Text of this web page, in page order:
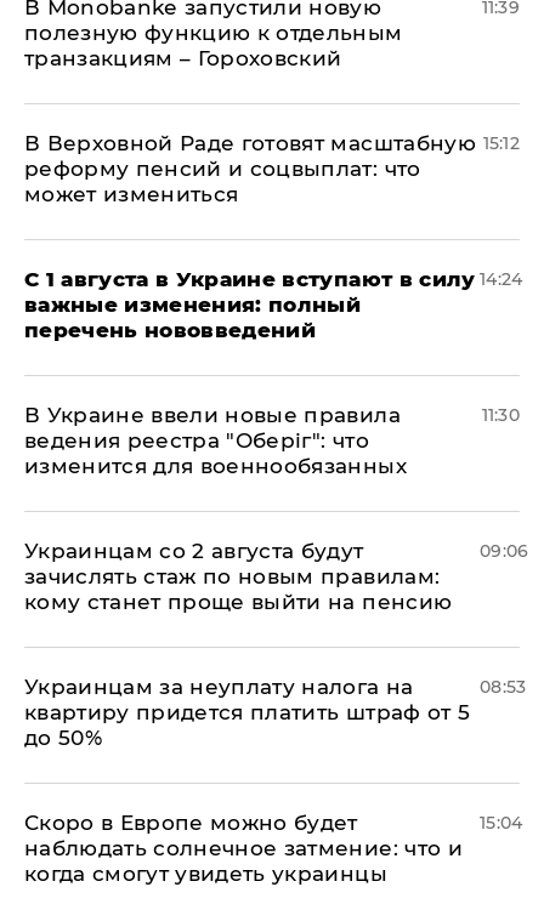
В Мonobankе запустили новую
полезную функцию к отдельным
транзакциям – Гороховский
11:39
В Верховной Раде готовят масштабную
реформу пенсий и соцвыплат: что
может измениться
15:12
С 1 августа в Украине вступают в силу
важные изменения: полный
перечень нововведений
14:24
В Украине ввели новые правила
ведения реестра "Оберіг": что
изменится для военнообязанных
11:30
Украинцам со 2 августа будут
зачислять стаж по новым правилам:
кому станет проще выйти на пенсию
09:06
Украинцам за неуплату налога на
квартиру придется платить штраф от 5
до 50%
08:53
Скоро в Европе можно будет
наблюдать солнечное затмение: что и
когда смогут увидеть украинцы
15:04